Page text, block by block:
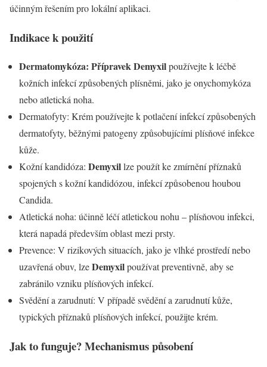
účinným řešením pro lokální aplikaci.
Indikace k použití
Dermatomykóza: Přípravek Demyxilpoužívejte k léčbě
kožních infekcí způsobených plísněmi, jako je onychomykóza
nebo atletická noha.
Dermatofyty: Krém používejte k potlačení infekcí způsobených
dermatofyty, běžnými patogeny způsobujícími plísňové infekce
kůže.
Kožní kandidóza: Demyxillze použít ke zmírnění příznaků
spojených s kožní kandidózou, infekcí způsobenou houbou
Candida.
Atletická noha: účinně léčí atletickou nohu – plísňovou infekci,
která napadá především oblast mezi prsty.
Prevence: V rizikových situacích, jako je vlhké prostředí nebo
uzavřená obuv, lzeDemyxilpoužívat preventivně, aby se
zabránilo vzniku plísňových infekcí.
Svědění a zarudnutí: V případě svědění a zarudnutí kůže,
typických příznaků plísňových infekcí, použijte krém.
Jak to funguje? Mechanismus působení